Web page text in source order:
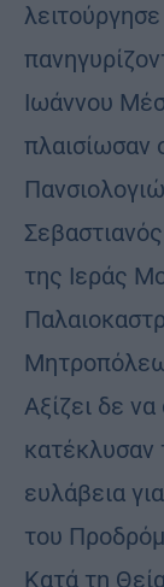
Ιωάννου
πλαισίωσαν
της Ιεράς
Αξίζει δε
κατέκλυσαν
ευλάβεια
του
Κατά τη